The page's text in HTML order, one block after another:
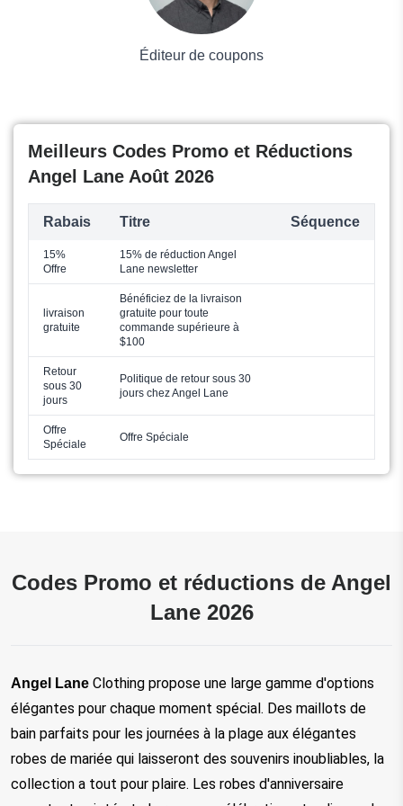
Éditeur de coupons
Meilleurs Codes Promo et Réductions
Angel Lane Août 2026
Rabais Titre Séquence
15%
Offre
15% de réduction Angel
Lane newsletter
livraison
gratuite
Bénéficiez de la livraison
gratuite pour toute
commande supérieure à
$100
Retour
sous 30
jours
Politique de retour sous 30
jours chez Angel Lane
Offre
Spéciale
Offre Spéciale
Codes Promo et réductions de Angel
Lane 2026
Angel Lane Clothing propose une large gamme d'options
élégantes pour chaque moment spécial. Des maillots de
bain parfaits pour les journées à la plage aux élégantes
robes de mariée qui laisseront des souvenirs inoubliables, la
collection a tout pour plaire. Les robes d'anniversaire